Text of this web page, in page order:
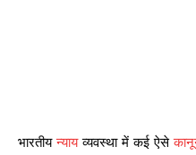
भारतीयन्यायव्यवस्था में कई ऐसे